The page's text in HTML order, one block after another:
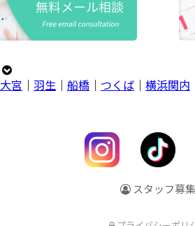
大宮 ｜ 羽生 ｜ 船橋 ｜ つくば ｜ 横浜関内
スタッフ募集